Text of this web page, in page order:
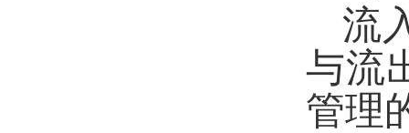
流
与流
管理